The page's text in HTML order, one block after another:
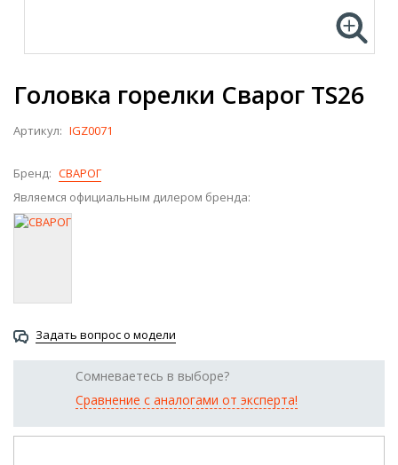
Головка горелки Сварог TS26
Артикул: IGZ0071
Бренд: СВАРОГ
Являемся официальным дилером бренда:
Задать вопрос о модели
Сомневаетесь в выборе?
Сравнение с аналогами от эксперта!